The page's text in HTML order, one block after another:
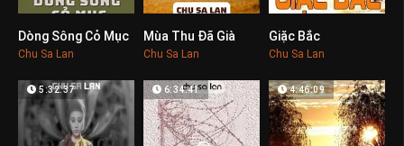
0
Dòng Sông Cỏ Mục
Chu Sa Lan
Mùa Thu Đã Già
Chu Sa Lan
Giặc Bắc
Chu Sa Lan
5:32:37 6:34:41 4:46:09